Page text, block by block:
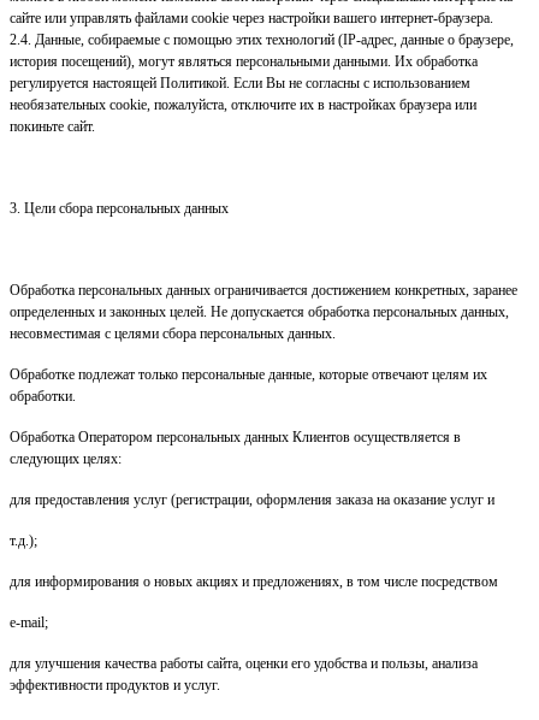
сайте или управлять файлами cookie через настройки вашего интернет-браузера.
2.4. Данные, собираемые с помощью этих технологий (IP-адрес, данные о браузере,
история посещений), могут являться персональными данными. Их обработка
регулируется настоящей Политикой. Если Вы не согласны с использованием
необязательных cookie, пожалуйста, отключите их в настройках браузера или
покиньте сайт.
3. Цели сбора персональных данных
Обработка персональных данных ограничивается достижением конкретных, заранее
определенных и законных целей. Не допускается обработка персональных данных,
несовместимая с целями сбора персональных данных.
Обработке подлежат только персональные данные, которые отвечают целям их
обработки.
Обработка Оператором персональных данных Клиентов осуществляется в
следующих целях:
для предоставления услуг (регистрации, оформления заказа на оказание услуг и
т.д.);
для информирования о новых акциях и предложениях, в том числе посредством
e-mail;
для улучшения качества работы сайта, оценки его удобства и пользы, анализа
эффективности продуктов и услуг.